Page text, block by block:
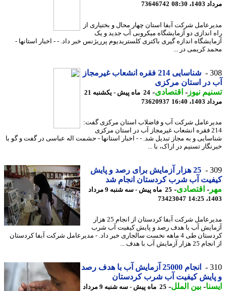
08:30
73646742
شرکت آبفا استان چهار محال و بختیاری از
اندازی دو آزمایشگاه میکروبی آب جدید و یک
اندازه گیری باکتری کلستریدیوم پرریژنس خبر داد. - - اخبار استانها -
کریمی در ...
شناسایی 214 فقره انشعاب غیرمجاز
در استان مرکزی
نیوز-اقتصادی-
24 ماه پیش - یکشنبه 21
16:40
73620937
شرکت آب و فاضلاب استان مرکزی گفت:
214 فقره انشعاب غیرمجاز آب در استان مرکزی
و به مجاز تبدیل شد. - - اخبار استانها - حشمت اله عباسی در گفت و گو با
تسنیم در اراک، با ...
25 هزار آزمایش برای رصد و پایش
آب شرب کردستان انجام شد
-اقتصادی-
25 ماه پیش - سه شنبه 9 مرداد
73423047
مدیرعامل شرکت آبفا کردستان از انجام 25 هزار
آب با هدف رصد و پایش کیفیت آب شرب
کردستان طی 4 ماهه نخست سالجاری خبر داد. - مدیرعامل شرکت آبفا کردستان
آزمایش آب با هدف ...
انجام 25000 آزمایش آب با هدف رصد
کیفیت آب شرب کردستان
-بین الملل-
25 ماه پیش - سه شنبه 9 مرداد